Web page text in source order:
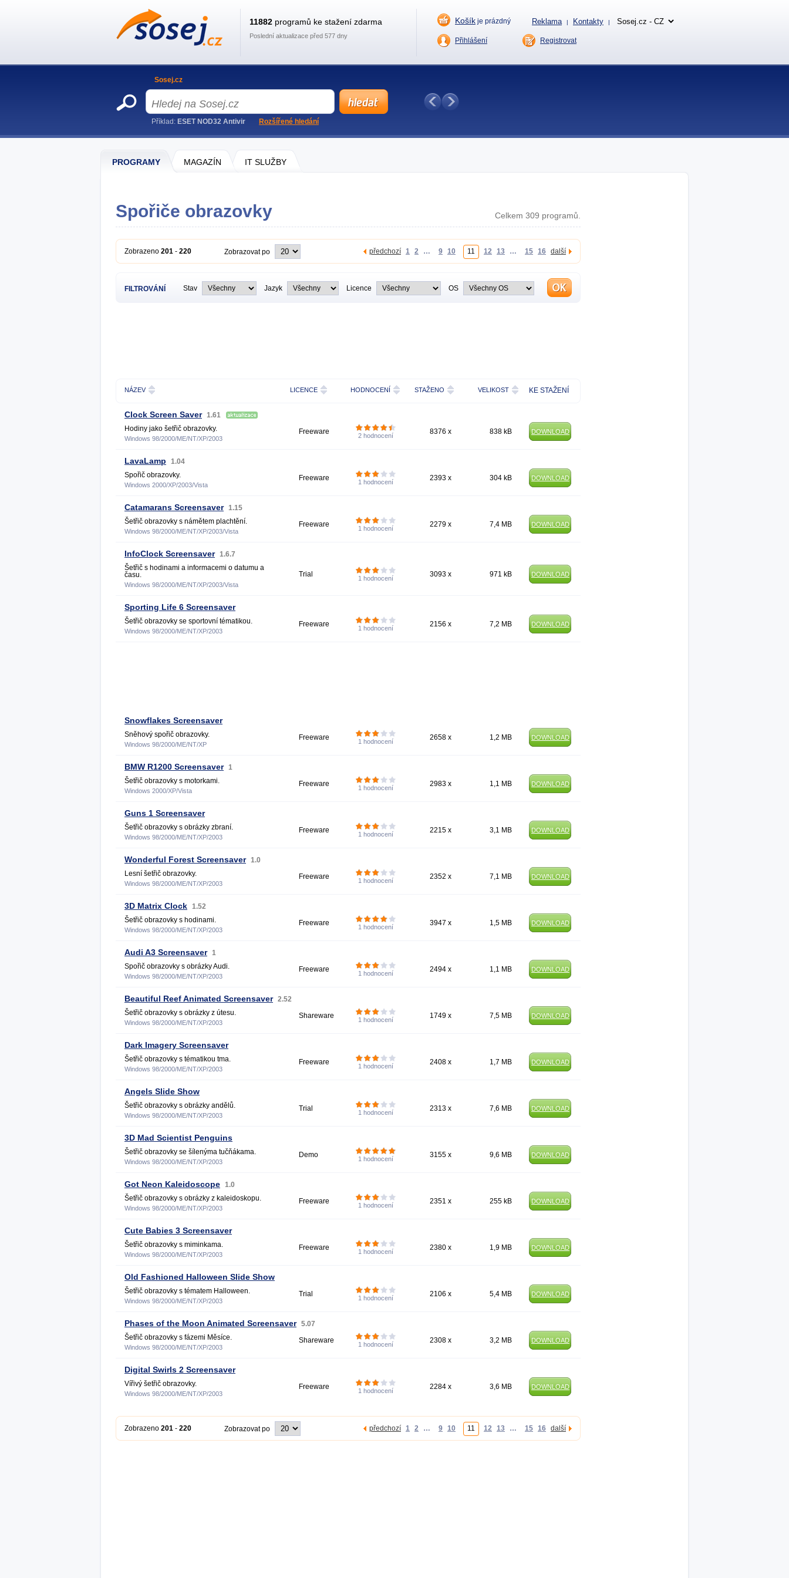
PROGRAMY MAGAZÍN IT SLUŽBY
Spořiče obrazovky Celkem 309 programů.
Zobrazeno 201 - 220 Zobrazovat po předchozí 1 2 … 9 10 11 12 13 … 15 16 další
FILTROVÁNÍ Stav Jazyk Licence OS
NÁZEV LICENCE HODNOCENÍ STAŽENO VELIKOST KE STAŽENÍ
Clock Screen Saver 1.61
Hodiny jako šetřič obrazovky.
Windows 98/2000/ME/NT/XP/2003
Freeware 2 hodnocení 8376 x 838 kB DOWNLOAD
LavaLamp
1.04
Spořič obrazovky.
Windows 2000/XP/2003/Vista
Freeware 1 hodnocení 2393 x 304 kB DOWNLOAD
Catamarans Screensaver 1.15
Šetřič obrazovky s námětem plachtění.
Windows 98/2000/ME/NT/XP/2003/Vista
Freeware 1 hodnocení 2279 x 7,4 MB DOWNLOAD
InfoClock Screensaver 1.6.7
Šetřič s hodinami a informacemi o datumu a
času.
Windows 98/2000/ME/NT/XP/2003/Vista
Trial 1 hodnocení 3093 x 971 kB DOWNLOAD
Sporting Life 6 Screensaver
Šetřič obrazovky se sportovní tématikou.
Windows 98/2000/ME/NT/XP/2003
Freeware 1 hodnocení 2156 x 7,2 MB DOWNLOAD
Snowflakes Screensaver
Sněhový spořič obrazovky.
Windows 98/2000/ME/NT/XP
Freeware 1 hodnocení 2658 x 1,2 MB DOWNLOAD
BMW R1200 Screensaver 1
Šetřič obrazovky s motorkami.
Windows 2000/XP/Vista
Freeware 1 hodnocení 2983 x 1,1 MB DOWNLOAD
Guns 1 Screensaver
Šetřič obrazovky s obrázky zbraní.
Windows 98/2000/ME/NT/XP/2003
Freeware 1 hodnocení 2215 x 3,1 MB DOWNLOAD
Wonderful Forest Screensaver 1.0
Lesní šetřič obrazovky.
Windows 98/2000/ME/NT/XP/2003
Freeware 1 hodnocení 2352 x 7,1 MB DOWNLOAD
3D Matrix Clock 1.52
Šetřič obrazovky s hodinami.
Windows 98/2000/ME/NT/XP/2003
Freeware 1 hodnocení 3947 x 1,5 MB DOWNLOAD
Audi A3 Screensaver 1
Spořič obrazovky s obrázky Audi.
Windows 98/2000/ME/NT/XP/2003
Freeware 1 hodnocení 2494 x 1,1 MB DOWNLOAD
Beautiful Reef Animated Screensaver 2.52
Šetřič obrazovky s obrázky z útesu.
Windows 98/2000/ME/NT/XP/2003
Shareware 1 hodnocení 1749 x 7,5 MB DOWNLOAD
Dark Imagery Screensaver
Šetřič obrazovky s tématikou tma.
Windows 98/2000/ME/NT/XP/2003
Freeware 1 hodnocení 2408 x 1,7 MB DOWNLOAD
Angels Slide Show
Šetřič obrazovky s obrázky andělů.
Windows 98/2000/ME/NT/XP/2003
Trial 1 hodnocení 2313 x 7,6 MB DOWNLOAD
3D Mad Scientist Penguins
Šetřič obrazovky se šílenýma tučňákama.
Windows 98/2000/ME/NT/XP/2003
Demo 1 hodnocení 3155 x 9,6 MB DOWNLOAD
Got Neon Kaleidoscope 1.0
Šetřič obrazovky s obrázky z kaleidoskopu.
Windows 98/2000/ME/NT/XP/2003
Freeware 1 hodnocení 2351 x 255 kB DOWNLOAD
Cute Babies 3 Screensaver
Šetřič obrazovky s miminkama.
Windows 98/2000/ME/NT/XP/2003
Freeware 1 hodnocení 2380 x 1,9 MB DOWNLOAD
Old Fashioned Halloween Slide Show
Šetřič obrazovky s tématem Halloween.
Windows 98/2000/ME/NT/XP/2003
Trial 1 hodnocení 2106 x 5,4 MB DOWNLOAD
Phases of the Moon Animated Screensaver 5.07
Šetřič obrazovky s fázemi Měsíce.
Windows 98/2000/ME/NT/XP/2003
Shareware 1 hodnocení 2308 x 3,2 MB DOWNLOAD
Digital Swirls 2 Screensaver
Vířivý šetřič obrazovky.
Windows 98/2000/ME/NT/XP/2003
Freeware 1 hodnocení 2284 x 3,6 MB DOWNLOAD
Zobrazeno 201 - 220 Zobrazovat po předchozí 1 2 … 9 10 11 12 13 … 15 16 další
11882 programů ke stažení zdarma
Poslední aktualizace před 577 dny
Košík je prázdný Reklama | Kontakty |
Přihlášení Registrovat
Sosej.cz
Příklad: ESET NOD32 Antivir Rozšířené hledání